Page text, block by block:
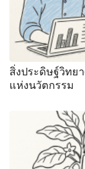
สิ่งประดิษฐ์วิทย
แห่งนวัตกรรม